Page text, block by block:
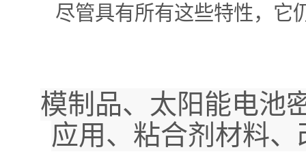
尽管具有所有这些特性，它
模制品、太阳能电池
应用、粘合剂材料